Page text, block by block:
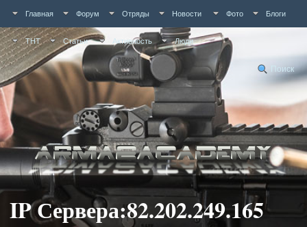
Главная Форум Отряды Новости Фото Блоги
ТНТ Статьи Активность Люди
Поиск
IP Сервера:82.202.249.165